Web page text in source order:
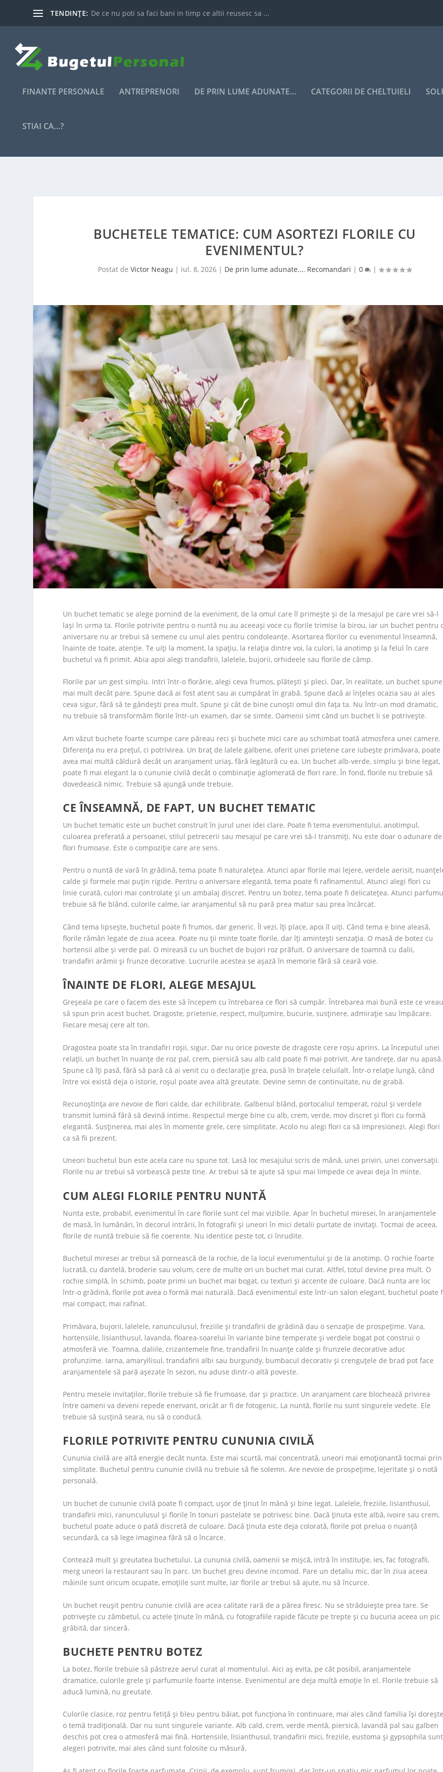
TENDINȚE: De ce nu poti sa faci bani in timp ce altii reusesc sa ...
FINANTE PERSONALE ANTREPRENORI DE PRIN LUME ADUNATE… CATEGORII DE CHELTUIELI
STIAI CA…?
BUCHETELE TEMATICE: CUM ASORTEZI FLORILE CU
EVENIMENTUL?
Postat de Victor Neagu | iul. 8, 2026| De prin lume adunate..., Recomandari | 0 |
Un buchet tematic se alege pornind de la eveniment, de la omul care îl primește și de la mesajul pe care vrei să-l
lași în urma ta. Florile potrivite pentru o nuntă nu au aceeași voce cu florile trimise la birou, iar un buchet pentru
aniversare nu ar trebui să semene cu unul ales pentru condoleanțe. Asortarea florilor cu evenimentul înseamnă,
înainte de toate, atenție. Te uiți la moment, la spațiu, la relația dintre voi, la culori, la anotimp și la felul în care
buchetul va fi primit. Abia apoi alegi trandafirii, lalelele, bujorii, orhideele sau florile de câmp.
Florile par un gest simplu. Intri într-o florărie, alegi ceva frumos, plătești și pleci. Dar, în realitate, un buchet spune
mai mult decât pare. Spune dacă ai fost atent sau ai cumpărat în grabă. Spune dacă ai înțeles ocazia sau ai ales
ceva sigur, fără să te gândești prea mult. Spune și cât de bine cunoști omul din fața ta. Nu într-un mod dramatic,
nu trebuie să transformăm florile într-un examen, dar se simte. Oamenii simt când un buchet li se potrivește.
Am văzut buchete foarte scumpe care păreau reci și buchete mici care au schimbat toată atmosfera unei camere.
Diferența nu era prețul, ci potrivirea. Un braț de lalele galbene, oferit unei prietene care iubește primăvara, poate
avea mai multă căldură decât un aranjament uriaș, fără legătură cu ea. Un buchet alb-verde, simplu și bine legat,
poate fi mai elegant la o cununie civilă decât o combinație aglomerată de flori rare. În fond, florile nu trebuie să
dovedească nimic. Trebuie să ajungă unde trebuie.
CE ÎNSEAMNĂ, DE FAPT, UN BUCHET TEMATIC
Un buchet tematic este un buchet construit în jurul unei idei clare. Poate fi tema evenimentului, anotimpul,
culoarea preferată a persoanei, stilul petrecerii sau mesajul pe care vrei să-l transmiți. Nu este doar o adunare de
flori frumoase. Este o compoziție care are sens.
Pentru o nuntă de vară în grădină, tema poate fi naturalețea. Atunci apar florile mai lejere, verdele aerisit,
calde și formele mai puțin rigide. Pentru o aniversare elegantă, tema poate fi rafinamentul. Atunci alegi flori cu
linie curată, culori mai controlate și un ambalaj discret. Pentru un botez, tema poate fi delicatețea. Atunci
trebuie să fie blând, culorile calme, iar aranjamentul să nu pară prea matur sau prea încărcat.
Când tema lipsește, buchetul poate fi frumos, dar generic. Îl vezi, îți place, apoi îl uiți. Când tema e bine aleasă,
florile rămân legate de ziua aceea. Poate nu ții minte toate florile, dar îți amintești senzația. O masă de botez cu
hortensii albe și verde pal. O mireasă cu un buchet de bujori roz prăfuit. O aniversare de toamnă cu dalii,
trandafiri arămii și frunze decorative. Lucrurile acestea se așază în memorie fără să ceară voie.
ÎNAINTE DE FLORI, ALEGE MESAJUL
Greșeala pe care o facem des este să începem cu întrebarea ce flori să cumpăr. Întrebarea mai bună este ce
să spun prin acest buchet. Dragoste, prietenie, respect, mulțumire, bucurie, susținere, admirație sau împăcare.
Fiecare mesaj cere alt ton.
Dragostea poate sta în trandafiri roșii, sigur. Dar nu orice poveste de dragoste cere roșu aprins. La începutul unei
relații, un buchet în nuanțe de roz pal, crem, piersică sau alb cald poate fi mai potrivit. Are tandrețe, dar nu apasă.
Spune că îți pasă, fără să pară că ai venit cu o declarație grea, pusă în brațele celuilalt. Într-o relație lungă, când
între voi există deja o istorie, roșul poate avea altă greutate. Devine semn de continuitate, nu de grabă.
Recunoștința are nevoie de flori calde, dar echilibrate. Galbenul blând, portocaliul temperat, rozul și verdele
transmit lumină fără să devină intime. Respectul merge bine cu alb, crem, verde, mov discret și flori cu formă
elegantă. Susținerea, mai ales în momente grele, cere simplitate. Acolo nu alegi flori ca să impresionezi. Alegi flori
ca să fii prezent.
Uneori buchetul bun este acela care nu spune tot. Lasă loc mesajului scris de mână, unei priviri, unei conversații.
Florile nu ar trebui să vorbească peste tine. Ar trebui să te ajute să spui mai limpede ce aveai deja în minte.
CUM ALEGI FLORILE PENTRU NUNTĂ
Nunta este, probabil, evenimentul în care florile sunt cel mai vizibile. Apar în buchetul miresei, în aranjamentele
de masă, în lumânări, în decorul intrării, în fotografii și uneori în mici detalii purtate de invitați. Tocmai de aceea,
florile de nuntă trebuie să fie coerente. Nu identice peste tot, ci înrudite.
Buchetul miresei ar trebui să pornească de la rochie, de la locul evenimentului și de la anotimp. O rochie foarte
lucrată, cu dantelă, broderie sau volum, cere de multe ori un buchet mai curat. Altfel, totul devine prea mult. O
rochie simplă, în schimb, poate primi un buchet mai bogat, cu texturi și accente de culoare. Dacă nunta are loc
într-o grădină, florile pot avea o formă mai naturală. Dacă evenimentul este într-un salon elegant, buchetul poate
mai compact, mai rafinat.
Primăvara, bujorii, lalelele, ranunculusul, freziile și trandafirii de grădină dau o senzație de prospețime. Vara,
hortensiile, lisianthusul, lavanda, floarea-soarelui în variante bine temperate și verdele bogat pot construi o
atmosferă vie. Toamna, daliile, crizantemele fine, trandafirii în nuanțe calde și frunzele decorative aduc
profunzime. Iarna, amaryllisul, trandafirii albi sau burgundy, bumbacul decorativ și crenguțele de brad pot face
aranjamentele să pară așezate în sezon, nu aduse dintr-o altă poveste.
Pentru mesele invitaților, florile trebuie să fie frumoase, dar și practice. Un aranjament care blochează privirea
între oameni va deveni repede enervant, oricât ar fi de fotogenic. La nuntă, florile nu sunt singurele vedete. Ele
trebuie să susțină seara, nu să o conducă.
FLORILE POTRIVITE PENTRU CUNUNIA CIVILĂ
Cununia civilă are altă energie decât nunta. Este mai scurtă, mai concentrată, uneori mai emoționantă tocmai prin
simplitate. Buchetul pentru cununie civilă nu trebuie să fie solemn. Are nevoie de prospețime, lejeritate și o notă
personală.
Un buchet de cununie civilă poate fi compact, ușor de ținut în mână și bine legat. Lalelele, freziile, lisianthusul,
trandafirii mici, ranunculusul și florile în tonuri pastelate se potrivesc bine. Dacă ținuta este albă, ivoire sau crem,
buchetul poate aduce o pată discretă de culoare. Dacă ținuta este deja colorată, florile pot prelua o nuanță
secundară, ca să lege imaginea fără să o încarce.
Contează mult și greutatea buchetului. La cununia civilă, oamenii se mișcă, intră în instituție, ies, fac fotografii,
merg uneori la restaurant sau în parc. Un buchet greu devine incomod. Pare un detaliu mic, dar în ziua aceea
mâinile sunt oricum ocupate, emoțiile sunt multe, iar florile ar trebui să ajute, nu să încurce.
Un buchet reușit pentru cununie civilă are acea calitate rară de a părea firesc. Nu se străduiește prea tare. Se
potrivește cu zâmbetul, cu actele ținute în mână, cu fotografiile rapide făcute pe trepte și cu bucuria aceea un pic
grăbită, dar sinceră.
BUCHETE PENTRU BOTEZ
La botez, florile trebuie să păstreze aerul curat al momentului. Aici aș evita, pe cât posibil, aranjamentele
dramatice, culorile grele și parfumurile foarte intense. Evenimentul are deja multă emoție în el. Florile trebuie să
aducă lumină, nu greutate.
Culorile clasice, roz pentru fetiță și bleu pentru băiat, pot funcționa în continuare, mai ales când familia își
o temă tradițională. Dar nu sunt singurele variante. Alb cald, crem, verde mentă, piersică, lavandă pal sau galben
deschis pot crea o atmosferă mai fină. Hortensiile, lisianthusul, trandafirii mici, freziile, eustoma și gypsophila sunt
alegeri potrivite, mai ales când sunt folosite cu măsură.